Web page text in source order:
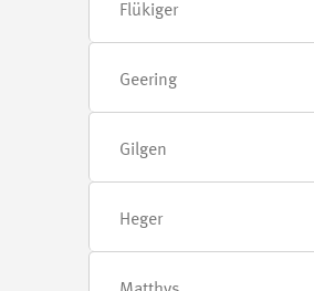
Flükiger
Geering
Gilgen
Heger